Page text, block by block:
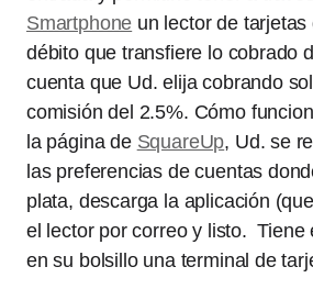
Smartphone un lector de
débito que transfiere lo cobrado
cuenta que Ud. elija cobrando
comisión del 2.5%. Cómo
la página de SquareUp, Ud. se
las preferencias de cuentas
plata, descarga la aplicación
el lector por correo y listo. Tiene
en su bolsillo una terminal de